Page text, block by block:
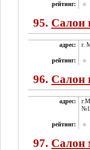
рейтинг:
95. Салон
адрес: г.
рейтинг:
96. Салон
адрес:
рейтинг:
97. Салон